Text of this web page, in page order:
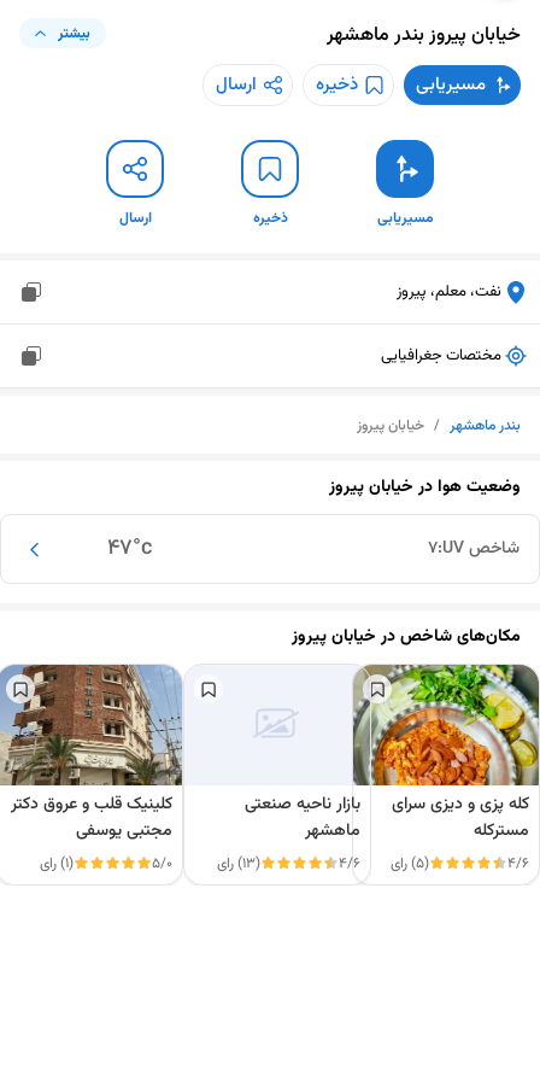
خیابان پیروز بندر ماهشهر بیشتر
مسیریابی ذخیره ارسال
مسیریابی ذخیره ارسال
نفت، معلم، پیروز
مختصات جغرافیایی
بندر ماهشهر / خیابان پیروز
وضعیت هوا درخیابان پیروز
47°c شاخص UV: 7
مکان‌های شاخص درخیابان پیروز
کله پزی و دیزی سرای
مسترکله
4/6 (5) رای
بازار ناحیه صنعتی
ماهشهر
4/6 (13) رای
کلینیک قلب و عروق دکتر
مجتبی یوسفی
5/0 (1) رای